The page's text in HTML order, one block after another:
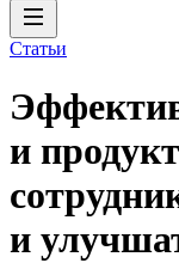
Статьи
и
и